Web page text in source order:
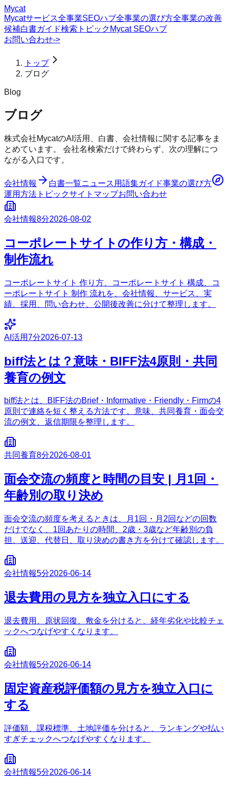
Mycat
Mycatサービス全事業SEOハブ全事業の選び方全事業の改善
候補白書ガイド検索トピック Mycat SEOハブ
お問い合わせ->
トップ
ブログ
Blog
ブログ
株式会社MycatのAI活用、白書、会社情報に関する記事をま
とめています。 会社名検索だけで終わらず、次の理解につ
ながる入口です。
会社情報 白書一覧ニュース 用語集ガイド事業の選び方
運用方法 トピックサイトマップお問い合わせ
会社情報8分2026-08-02
コーポレートサイトの作り方・構成・
制作流れ
コーポレートサイト 作り方、コーポレートサイト 構成、コ
ーポレートサイト 制作 流れを、会社情報、サービス、実
績、採用、問い合わせ、公開後改善に分けて整理します。
AI活用7分2026-07-13
biff法とは？意味・BIFF法4原則・共同
養育の例文
biff法とは、BIFF法のBrief・Informative・Friendly・Firmの4
原則で連絡を短く整える方法です。意味、共同養育・面会交
流の例文、返信期限を整理します。
共同養育8分2026-08-01
面会交流の頻度と時間の目安 | 月1回・
年齢別の取り決め
面会交流の頻度を考えるときは、月1回・月2回などの回数
だけでなく、1回あたりの時間、2歳・3歳など年齢別の負
担、送迎、代替日、取り決めの書き方を分けて確認します。
会社情報5分2026-06-14
退去費用の見方を独立入口にする
退去費用、原状回復、敷金を分けると、経年劣化や比較チェ
ックへつなげやすくなります。
会社情報5分2026-06-14
固定資産税評価額の見方を独立入口に
する
評価額、課税標準、土地評価を分けると、ランキングや払い
すぎチェックへつなげやすくなります。
会社情報5分2026-06-14